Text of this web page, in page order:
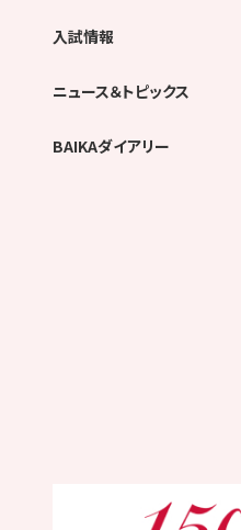
入試情報
ニュース＆トピックス
BAIKAダイアリー